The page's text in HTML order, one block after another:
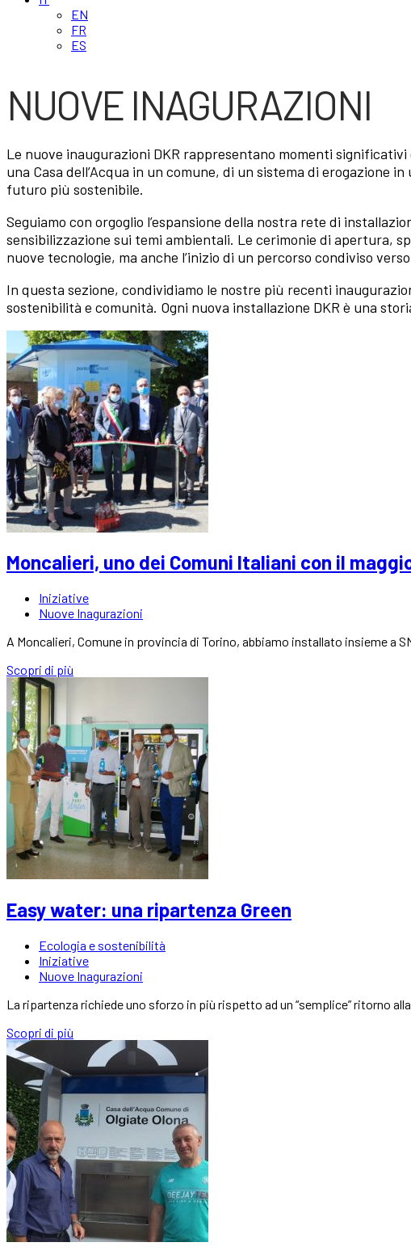
EN
FR
ES
NUOVE INAGURAZIONI
Le nuove inaugurazioni DKR rappresentano momenti
una Casa dell’Acqua in un comune, di un sistema di erogazione
futuro più sostenibile.
Seguiamo con orgoglio l’espansione della nostra rete di
sensibilizzazione sui temi ambientali. Le cerimonie di apertura,
nuove tecnologie, ma anche l’inizio di un percorso condiviso
In questa sezione, condividiamo le nostre più recenti
sostenibilità e comunità. Ogni nuova installazione DKR è una
Moncalieri, uno dei Comuni Italiani con il
Iniziative
Nuove Inagurazioni
A Moncalieri, Comune in provincia di Torino, abbiamo installato insieme a
Scopri di più
Easy water: una ripartenza Green
Ecologia e sostenibilità
Iniziative
Nuove Inagurazioni
La ripartenza richiede uno sforzo in più rispetto ad un “semplice” ritorno
Scopri di più